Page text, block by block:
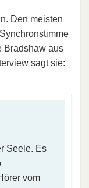
Den meisten
Bradshaw aus
sagt sie:
Seele. Es
vom